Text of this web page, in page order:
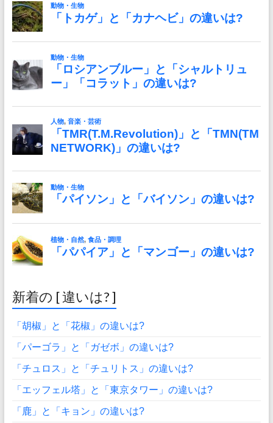
新着の [ 違いは? ]
「胡椒」と「花椒」の違いは?
「パーゴラ」と「ガゼボ」の違いは?
「チュロス」と「チュリトス」の違いは?
「エッフェル塔」と「東京タワー」の違いは?
「鹿」と「キョン」の違いは?